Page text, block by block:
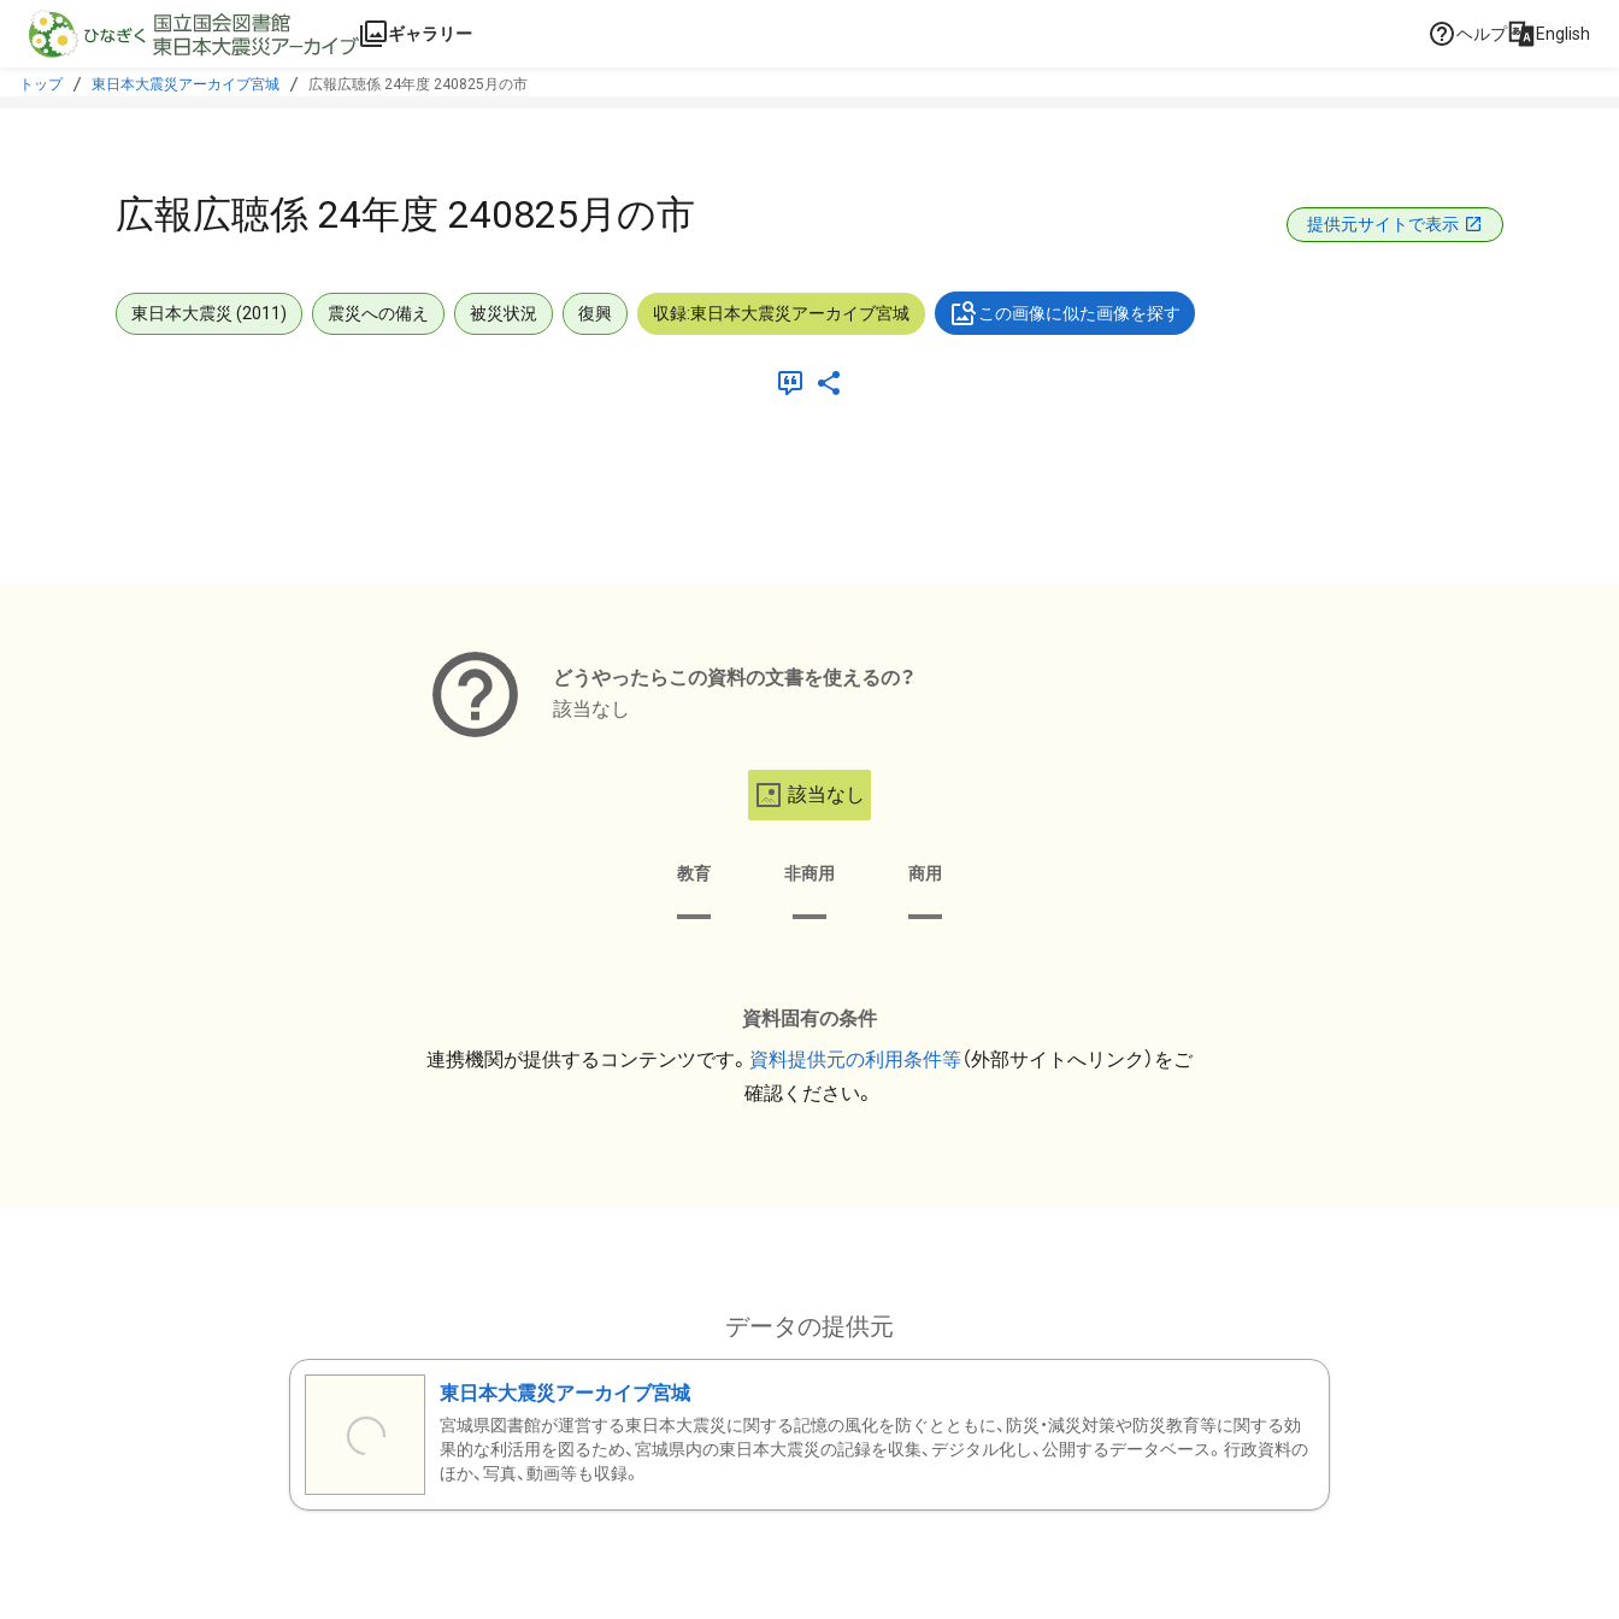
本文に飛ぶ
ギャラリー ヘルプ English
トップ 東日本大震災アーカイブ宮城 広報広聴係 24年度 240825月の市
広報広聴係 24年度 240825月の市 提供元サイトで表示
東日本大震災 (2011) 震災への備え 被災状況 復興 収録:東日本大震災アーカイブ宮城 この画像に似た画像を探す
どうやったらこの資料の文書を使えるの？
該当なし
該当なし
教育 非商用 商用
資料固有の条件
連携機関が提供するコンテンツです。 資料提供元の利用条件等（外部サイトへリンク）をご
確認ください。
データの提供元
東日本大震災アーカイブ宮城
宮城県図書館が運営する東日本大震災に関する記憶の風化を防ぐとともに、防災・減災対策や防災教育等に関する効
果的な利活用を図るため、宮城県内の東日本大震災の記録を収集、デジタル化し、公開するデータベース。行政資料の
ほか、写真、動画等も収録。